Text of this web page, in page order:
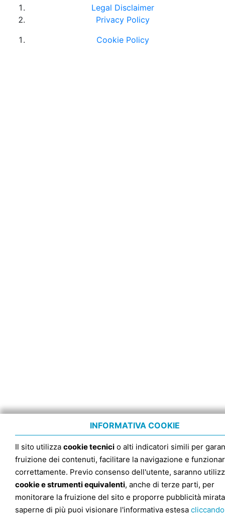
Legal Disclaimer
Privacy Policy
Cookie Policy
INFORMATIVA COOKIE
Il sito utilizza cookie tecnici o alti indicatori simili per
fruizione dei contenuti, facilitare la navigazione e
correttamente. Previo consenso dell'utente, saranno
cookie e strumenti equivalenti, anche di terze parti, per
monitorare la fruizione del sito e proporre pubblicità
saperne di più puoi visionare l'informativa estesa